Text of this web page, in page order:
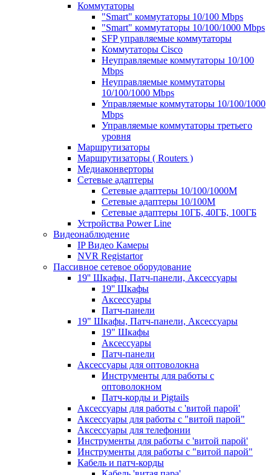
Коммутаторы
"Smart" коммутаторы 10/100 Mbps
"Smart" коммутаторы 10/100/1000 Mbps
SFP управляемые коммутаторы
Коммутаторы Cisco
Неуправляемые коммутаторы 10/100
Mbps
Неуправляемые коммутаторы
10/100/1000 Mbps
Управляемые коммутаторы 10/100/1000
Mbps
Управляемые коммутаторы третьего
уровня
Маршрутизаторы
Маршрутизаторы ( Routers )
Медиаконверторы
Сетевые адаптеры
Сетевые адаптеры 10/100/1000М
Сетевые адаптеры 10/100M
Сетевые адаптеры 10ГБ, 40ГБ, 100ГБ
Устройства Power Line
Видеонаблюдение
IP Видео Камеры
NVR Registartor
Пассивное сетевое оборудование
19'' Шкафы, Патч-панели, Аксессуары
19'' Шкафы
Аксессуары
Патч-панели
19" Шкафы, Патч-панели, Аксессуары
19" Шкафы
Аксессуары
Патч-панели
Аксессуары для оптоволокна
Инструменты для работы с
оптоволокном
Патч-корды и Pigtails
Аксессуары для работы с 'витой парой'
Аксессуары для работы с "витой парой"
Аксессуары для телефонии
Инструменты для работы с 'витой парой'
Инструменты для работы с "витой парой"
Кабель и патч-корды